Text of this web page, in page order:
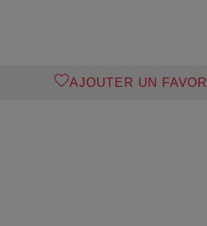
AJOUTER UN FAVORI